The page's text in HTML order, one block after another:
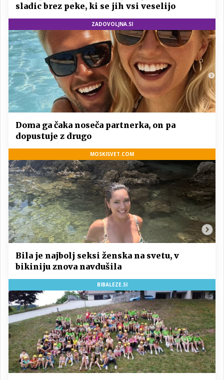
sladic brez peke, ki se jih vsi veselijo
ZADOVOLJNA.SI
Doma ga čaka noseča partnerka, on pa
dopustuje z drugo
MOSKISVET.COM
Bila je najbolj seksi ženska na svetu, v
bikiniju znova navdušila
BIBALEZE.SI